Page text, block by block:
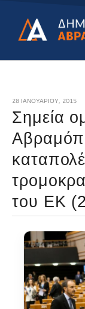
28 ΙΑΝΟΥΑΡΊΟΥ, 2015
Σημεία
του ΕΚ